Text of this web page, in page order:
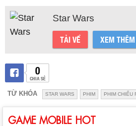
Star Wars
TẢI VỀ XEM THÊM
0
CHIA SẺ
TỪ KHÓA STAR WARS PHIM PHIM CHIẾU
GAME MOBILE HOT